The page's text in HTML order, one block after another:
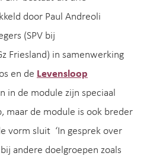
door Paul Andreoli
(SPV bij
Friesland) in samenwerking
en de Levensloop
in de module zijn speciaal
maar de module is ook breder
vorm sluit ‘In gesprek over
andere doelgroepen zoals